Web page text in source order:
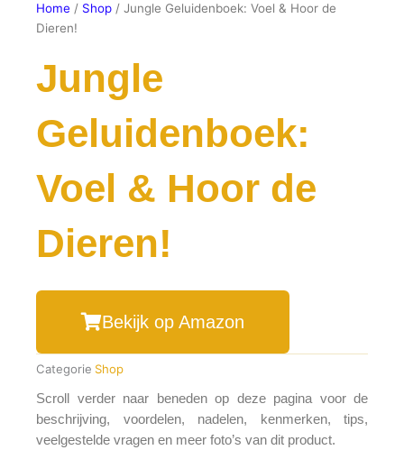
Home / Shop / Jungle Geluidenboek: Voel & Hoor de
Dieren!
Jungle
Geluidenboek:
Voel & Hoor de
Dieren!
Bekijk op Amazon
Categorie Shop
Scroll verder naar beneden op deze pagina voor de
beschrijving, voordelen, nadelen, kenmerken, tips,
veelgestelde vragen en meer foto’s van dit product.